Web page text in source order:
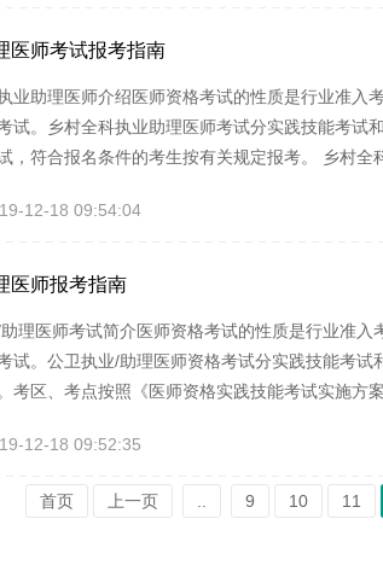
医师考试报考指南
业助理医师介绍医师资格考试的性质是行业准入
试。乡村全科执业助理医师考试分实践技能考
，符合报名条件的考生按有关规定报考。 乡村
村全科执业助理医师资格的人员可以按规定参加
12-18 09:54:04
医师报考指南
理医师考试简介医师资格考试的性质是行业准
试。公卫执业/助理医师资格考试分实践技能考
考区、考点按照《医师资格实践技能考试实施方
举行，公卫助理医师医学综合笔试考试于8月24
会公告时间为...
12-18 09:52:35
首页 上一页 .. 9 10 11